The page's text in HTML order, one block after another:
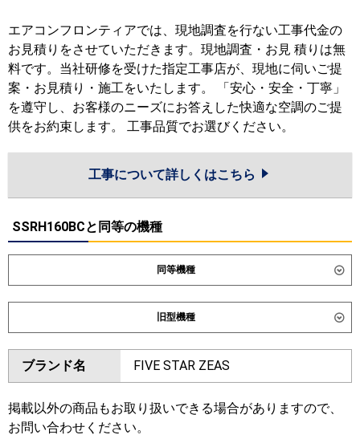
エアコンフロンティアでは、現地調査を行ない工事代金の
お見積りをさせていただきます。現地調査・お見 積りは無
料です。当社研修を受けた指定工事店が、現地に伺いご提
案・お見積り・施工をいたします。 「安心・安全・丁寧」
を遵守し、お客様のニーズにお答えした快適な空調のご提
供をお約束します。 工事品質でお選びください。
工事について詳しくはこちら
SSRH160BCと同等の機種
同等機種
ダイキン SSRH160D SSRH160DN
東芝 GCXA16013MUB GCXA16013XU
三菱電機 PCZ-ZRMP160KL6
ZRMP160K6
日立 RPC-GP160RGH9
旧型機種
ダイキン SSRH160C SSRH160CN
SSRH160BY SSRH160BYN
SSRH160BJ SSRH160BJN
SSRJH160BJ SSRJH160BF
SSRH160BF
ブランド名 FIVE STAR ZEAS
掲載以外の商品もお取り扱いできる場合がありますので、
お問い合わせください。